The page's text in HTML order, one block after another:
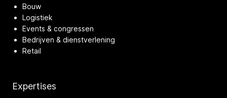
Bouw
Logistiek
Events & congressen
Bedrijven & dienstverlening
Retail
Expertises